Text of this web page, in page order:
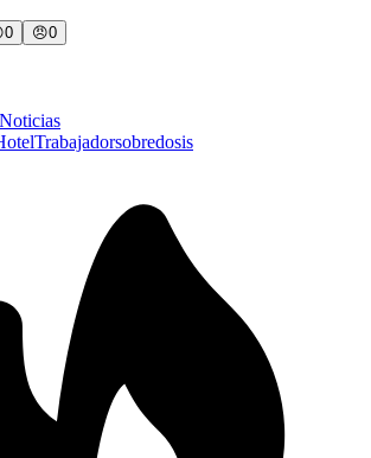
0 😠0
Noticias
Trabajadorsobredosis